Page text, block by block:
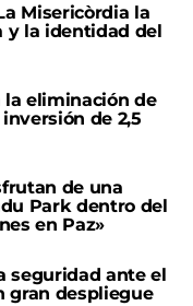
Misericòrdia la
y la identidad del
la eliminación de
de 2,5
de una
Park dentro del
en Paz»
seguridad ante el
gran despliegue